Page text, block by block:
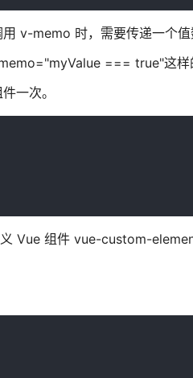
v-memo 时，需要传递一个值
=== true"这样
一次。
Vue 组件 vue-custom-